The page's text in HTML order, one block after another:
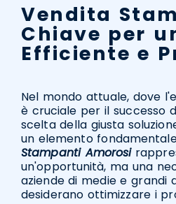
Vendita
Chiave per
Efficiente e
Nel mondo attuale, dove
è cruciale per il successo
scelta della giusta
un elemento
Stampanti Amorosi
un'opportunità, ma una
aziende di medie e grandi
desiderano ottimizzare i